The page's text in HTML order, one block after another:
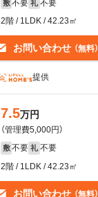
敷 不要 礼 不要
2階 / 1LDK / 42.23㎡
お問い合わせ （無料）
提供
7.5万円
（管理費5,000円）
敷 不要 礼 不要
2階 / 1LDK / 42.23㎡
お問い合わせ （無料）